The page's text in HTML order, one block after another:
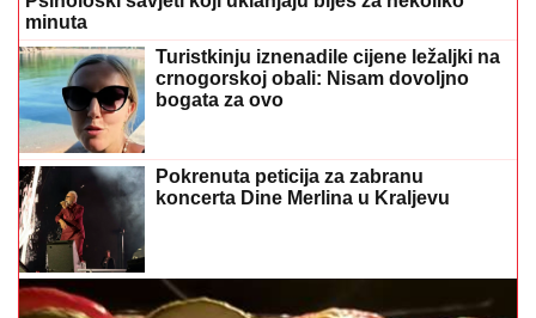
minuta
Turistkinju iznenadile cijene ležaljki na
crnogorskoj obali: Nisam dovoljno
bogata za ovo
Pokrenuta peticija za zabranu
koncerta Dine Merlina u Kraljevu